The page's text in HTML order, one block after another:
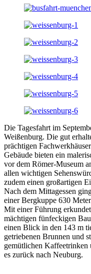
Die Tagesfahrt im
Weißenburg. Die gut
prächtigen
Gebäude bieten ein
vor dem Römer-Museum
allen wichtigen
zudem einen großartigen
Nach dem Mittagessen
einer Bergkuppe 630
Mit einer Führung
mächtigen fünfeckigen
einen Blick in den 143 m
getriebenen Brunnen und
gemütlichen Kaffeetrinken
es zurück nach Neuburg.